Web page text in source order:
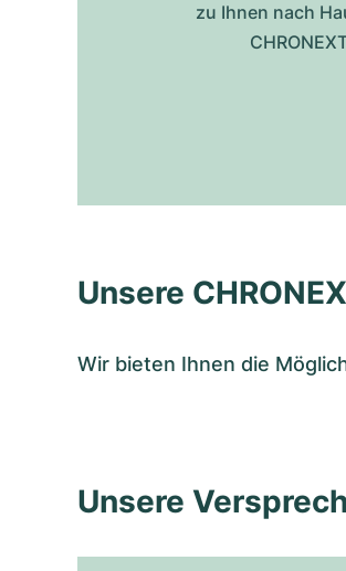
zu Ihnen nach
Unsere
Wir bieten Ihnen die
Unsere